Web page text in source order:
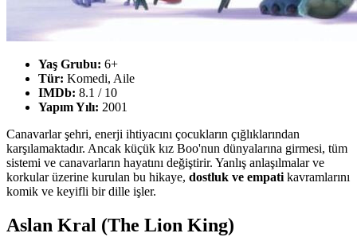
Yaş Grubu: 6+
Tür: Komedi, Aile
IMDb: 8.1 / 10
Yapım Yılı: 2001
Canavarlar şehri, enerji ihtiyacını çocukların çığlıklarından
karşılamaktadır. Ancak küçük kız Boo'nun dünyalarına girmesi, tüm
sistemi ve canavarların hayatını değiştirir. Yanlış anlaşılmalar ve
korkular üzerine kurulan bu hikaye, dostluk ve empati kavramlarını
komik ve keyifli bir dille işler.
Aslan Kral (The Lion King)